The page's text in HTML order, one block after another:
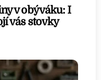
v obýváku: I
vás stovky